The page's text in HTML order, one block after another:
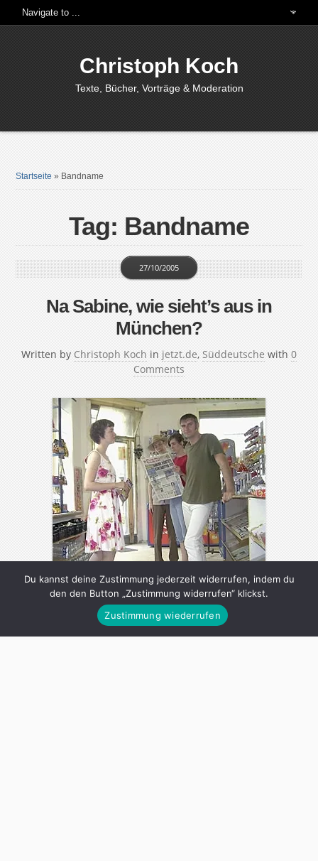
Christoph Koch
Texte, Bücher, Vorträge & Moderation
Startseite » Bandname
Tag: Bandname
Na Sabine, wie sieht’s aus in
München?
Written by Christoph Koch
27/10/2005
in jetzt.de, Süddeutsche with 0
Comments
Die Band Na Sabine, wie sieht’s aus in München?
kommt – und genau das ist der Witz – aus Düsseldorf.
Gerade hat sie das Album „Eine Flasche Musik“
Du kannst deine Zustimmung jederzeit widerrufen, indem du
den den Button „Zustimmung widerrufen“ klickst.
Zustimmung wiederrufen